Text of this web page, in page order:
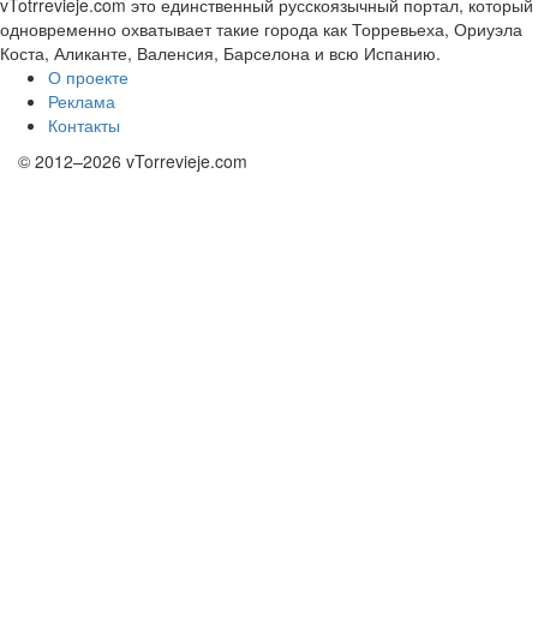
vTotrrevieje.com это единственный русскоязычный портал, который
одновременно охватывает такие города как Торревьеха, Ориуэла
Коста, Аликанте, Валенсия, Барселона и всю Испанию.
О проекте
Реклама
Контакты
© 2012–2026 vTorrevieje.com